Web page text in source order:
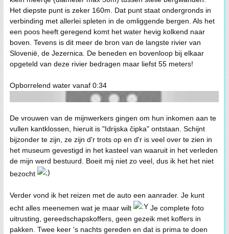
Het diepste punt is zeker 160m. Dat punt staat ondergronds in
verbinding met allerlei spleten in de omliggende bergen. Als het
een poos heeft geregend komt het water hevig kolkend naar
boven. Tevens is dit meer de bron van de langste rivier van
Slovenië, de Jezernica. De beneden en bovenloop bij elkaar
opgeteld van deze rivier bedragen maar liefst 55 meters!
Opborrelend water vanaf 0:34
De vrouwen van de mijnwerkers gingen om hun inkomen aan te
vullen kantklossen, hieruit is "Idrijska čipka" ontstaan. Schijnt
bijzonder te zijn, ze zijn d'r trots op en d'r is veel over te zien in
het museum gevestigd in het kasteel van waaruit in het verleden
de mijn werd bestuurd. Boeit mij niet zo veel, dus ik het het niet
bezocht
Verder vond ik het reizen met de auto een aanrader. Je kunt
echt alles meenemen wat je maar wilt
Je complete foto
uitrusting, gereedschapskoffers, geen gezeik met koffers in
pakken. Twee keer 's nachts gereden en dat is prima te doen